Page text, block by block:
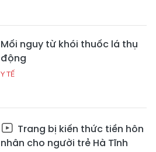
Mối nguy từ khói thuốc lá thụ
động
Y TẾ
Trang bị kiến thức tiền hôn
nhân cho người trẻ Hà Tĩnh